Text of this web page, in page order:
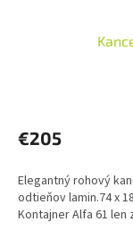
produktu
je
z
5
hviezdičiek.
€205
Elegantný rohový
odtieňov lamin.74 x
Kontajner Alfa 61 len